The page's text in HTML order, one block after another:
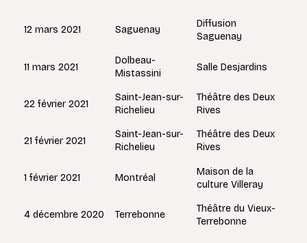
Saguenay
Diffusion
Saguenay
12 mars 2021
Dolbeau-
Mistassini
Salle Desjardins
11 mars 2021
Saint-Jean-sur-
Richelieu
Théâtre des Deux
Rives
22 février 2021
Saint-Jean-sur-
Richelieu
Théâtre des Deux
Rives
21 février 2021
Montréal
Maison de la
culture Villeray
1 février 2021
Terrebonne
Théâtre du Vieux-
Terrebonne
4 décembre 2020